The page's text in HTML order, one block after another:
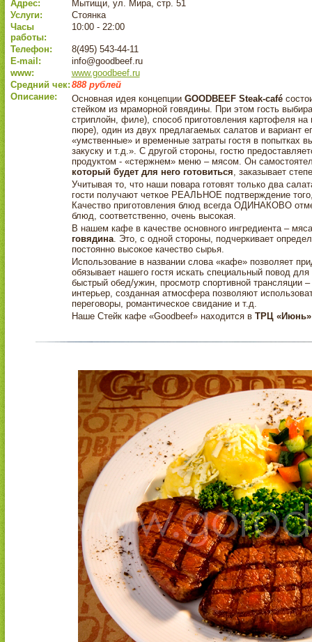
Адрес:
Мытищи, ул. Мира, стр. 51
Услуги:
Стоянка
Часы
работы:
10:00 - 22:00
Телефон:
8(495) 543-44-11
E-mail:
info@goodbeef.ru
www:
www.goodbeef.ru
Средний чек: 888 рублей
Описание:
Основная идея концепции GOODBEEF Steak-café
стейком из мраморной говядины. При этом гость
стриплойн, филе), способ приготовления картофеля
пюре), один из двух предлагаемых салатов и
«умственные» и временные затраты гостя в
закуску и т.д.». С другой стороны, гостю
продуктом - «стержнем» меню – мясом. Он
который будет для него готовиться, заказывает
Учитывая то, что наши повара готовят только два
гости получают четкое РЕАЛЬНОЕ подтверждение
Качество приготовления блюд всегда ОДИНАКОВО
блюд, соответственно, очень высокая.
В нашем кафе в качестве основного ингредиента –
говядина. Это, с одной стороны, подчеркивает
постоянно высокое качество сырья.
Использование в названии слова «кафе» позволяет
обязывает нашего гостя искать специальный повод
быстрый обед/ужин, просмотр спортивной
интерьер, созданная атмосфера позволяют
переговоры, романтическое свидание и т.д.
Наше Стейк кафе «Goodbeef» находится вТРЦ «Июнь»